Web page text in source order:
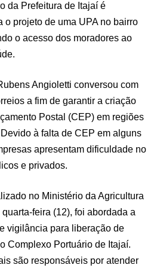
da Prefeitura de Itajaí é
o projeto de uma UPA no bairro
o acesso dos moradores ao
Angioletti conversou com
a fim de garantir a criação
Postal (CEP) em regiões
à falta de CEP em alguns
apresentam dificuldade no
e privados.
no Ministério da Agricultura
feira (12), foi abordada a
vigilância para liberação de
Complexo Portuário de Itajaí.
são responsáveis por atender